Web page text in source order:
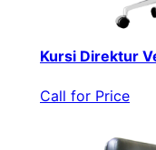
Kursi Direktur
Call for Price